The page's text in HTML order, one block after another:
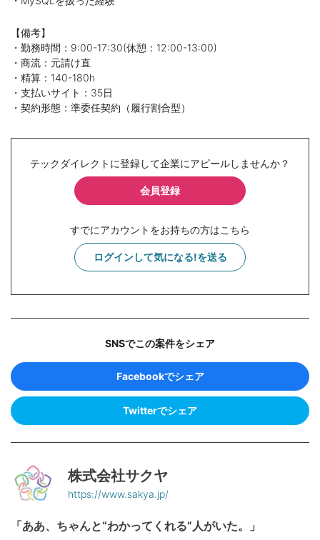
【備考】
・勤務時間：9:00-17:30(休憩：12:00-13:00)
・商流：元請け直
・精算：140-180h
・支払いサイト：35日
・契約形態：準委任契約（履行割合型）
テックダイレクトに登録して企業にアピールしませんか？
会員登録
すでにアカウントをお持ちの方はこちら
ログインして気になる!を送る
SNSでこの案件をシェア
Facebookでシェア
Twitterでシェア
株式会社サクヤ
https://www.sakya.jp/
「ああ、ちゃんと“わかってくれる”人がいた。」